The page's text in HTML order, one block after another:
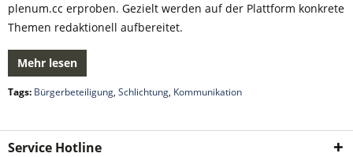
plenum.cc erproben. Gezielt werden auf der Plattform konkrete
Themen redaktionell aufbereitet.
Mehr lesen
Tags: Bürgerbeteiligung, Schlichtung, Kommunikation
Service Hotline